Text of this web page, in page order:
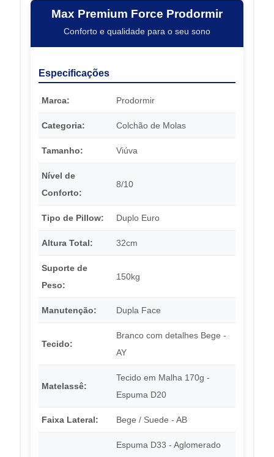
Max Premium Force Prodormir
Conforto e qualidade para o seu sono
Especificações
Marca: Prodormir
Categoria: Colchão de Molas
Tamanho: Viúva
Nível de
Conforto:
8/10
Tipo de Pillow: Duplo Euro
Altura Total: 32cm
Suporte de
Peso:
150kg
Manutenção: Dupla Face
Tecido:
Branco com detalhes Bege -
AY
Matelassê:
Tecido em Malha 170g -
Espuma D20
Faixa Lateral: Bege / Suede - AB
Espuma D33 - Aglomerado